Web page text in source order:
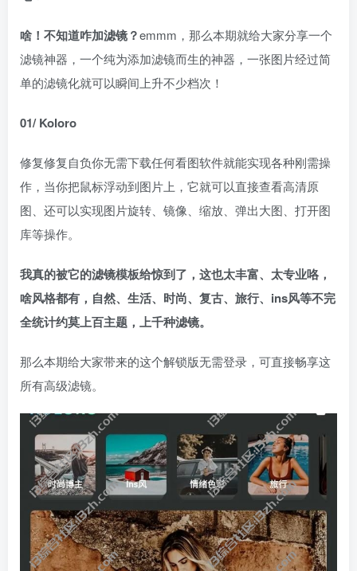
啥！不知道咋加滤镜？emmm，那么本期就给大家分享一个
滤镜神器，一个纯为添加滤镜而生的神器，一张图片经过简
单的滤镜化就可以瞬间上升不少档次！
01/ Koloro
修复修复自负你无需下载任何看图软件就能实现各种刚需操
作，当你把鼠标浮动到图片上，它就可以直接查看高清原
图、还可以实现图片旋转、镜像、缩放、弹出大图、打开图
库等操作。
我真的被它的滤镜模板给惊到了，这也太丰富、太专业咯，
啥风格都有，自然、生活、时尚、复古、旅行、ins风等不完
全统计约莫上百主题，上千种滤镜。
那么本期给大家带来的这个解锁版无需登录，可直接畅享这
所有高级滤镜。